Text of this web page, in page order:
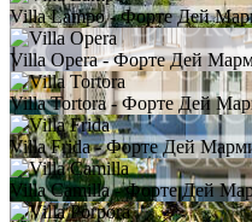
Villa Lampo- Форте Дей
Villa Opera- Форте Дей
Villa Tortora- Форте Дей
Villa Frida- Форте Дей
Villa Camilla- Форте Дей